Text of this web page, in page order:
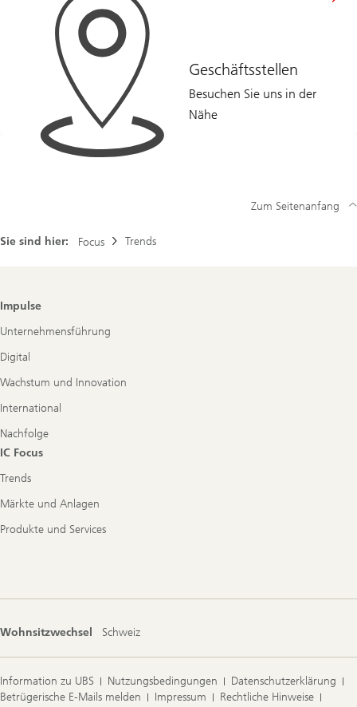
Geschäftsstellen
Besuchen Sie uns in der
Nähe
Sie sind hier: Focus Trends
Zum Seitenanfang
Footer
Navigation
Impulse
Unternehmensführung
Digital
Wachstum und Innovation
International
Nachfolge
IC Focus
Trends
Märkte und Anlagen
Produkte und Services
Wohnsitzwechsel Schweiz
Information zu UBS Nutzungsbedingungen
Datenschutzerklärung
Betrügerische E-Mails melden
Impressum
Rechtliche Hinweise